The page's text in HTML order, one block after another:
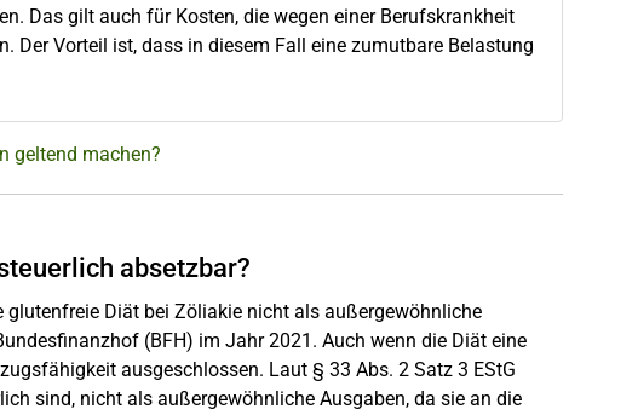
Das gilt auch für Kosten, die wegen einer Berufskrankheit
Der Vorteil ist, dass in diesem Fall eine zumutbare Belastung
geltend machen?
absetzbar?
Diät bei Zöliakie nicht als außergewöhnliche
(BFH) im Jahr 2021. Auch wenn die Diät eine
ausgeschlossen. Laut § 33 Abs. 2 Satz 3 EStG
sind, nicht als außergewöhnliche Ausgaben, da sie an die